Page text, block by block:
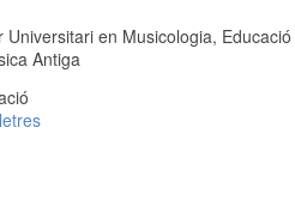
en Musicologia,
Antiga